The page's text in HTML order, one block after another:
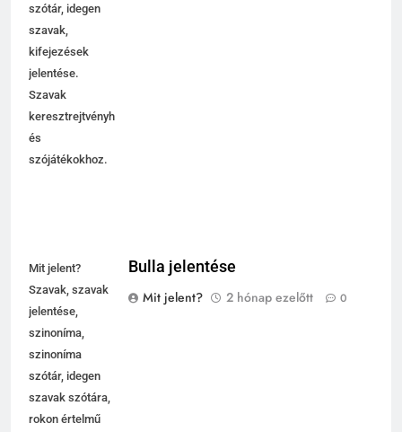
szótár, idegen
szavak,
kifejezések
jelentése.
Szavak
keresztrejtvényhez
és
szójátékokhoz.
Mit jelent?
Szavak, szavak
jelentése,
szinoníma,
szinoníma
szótár, idegen
szavak szótára,
rokon értelmű
Bulla jelentése
Mit jelent?
2 hónap ezelőtt 0